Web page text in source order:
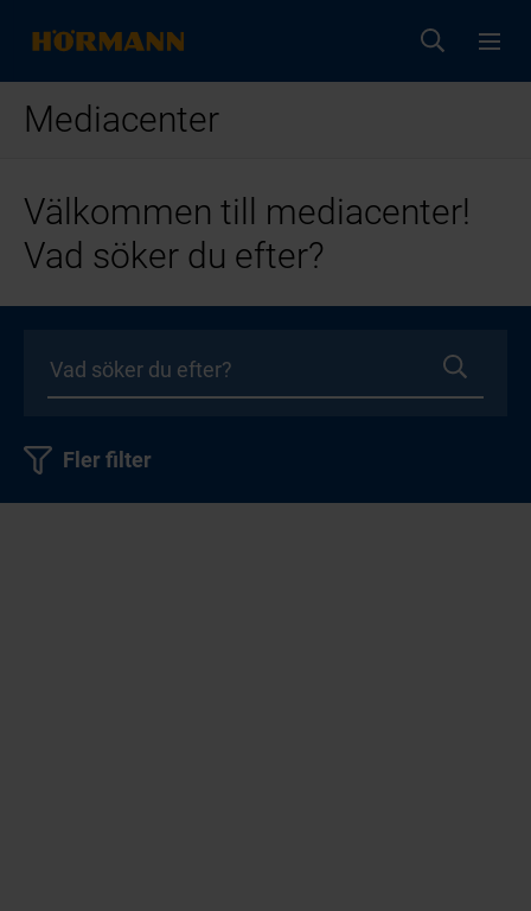
Mediacenter
Välkommen till mediacenter!
Vad söker du efter?
Fler filter